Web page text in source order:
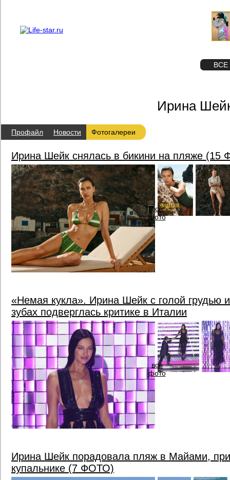
ВСЕ
Ирина
Профайл Новости Фотогалереи
Ирина Шейк снялась в бикини на пляже (15
все
фото
«Немая кукла». Ирина Шейк с голой грудью
зубах подверглась критике в Италии
все
фото
Ирина Шейк порадовала пляж в Майами,
купальнике (7 ФОТО)